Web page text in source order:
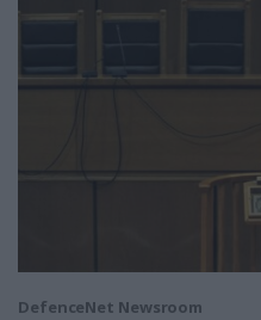
DefenceNet Newsroom